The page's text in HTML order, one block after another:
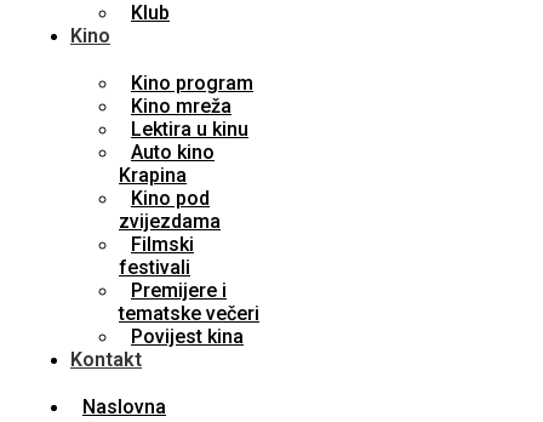
Klub
Kino
Kino program
Kino mreža
Lektira u kinu
Auto kino
Krapina
Kino pod
zvijezdama
Filmski
festivali
Premijere i
tematske večeri
Povijest kina
Kontakt
Naslovna